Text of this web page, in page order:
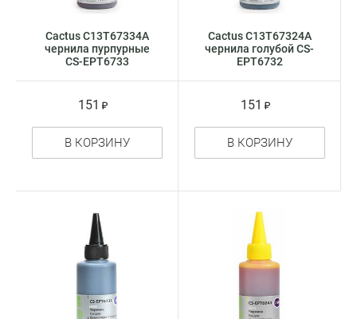
Cactus C13T67334A
чернила пурпурные
CS-EPT6733
151
В КОРЗИНУ
Cactus C13T67324A
чернила голубой CS-
EPT6732
151
В КОРЗИНУ